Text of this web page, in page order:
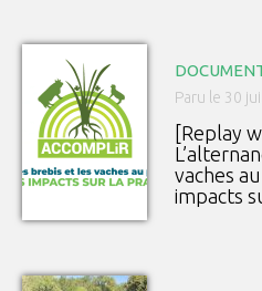
Paru le 30
[Replay
vaches
impacts